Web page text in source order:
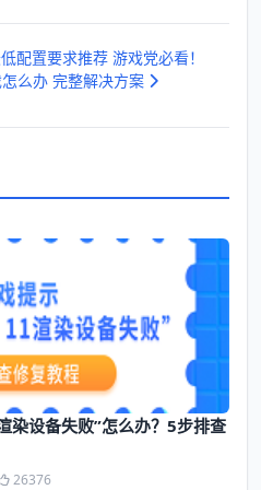
配置要求推荐 游戏党必看！
么办 完整解决方案
设备失败”怎么办？5步排查
26376